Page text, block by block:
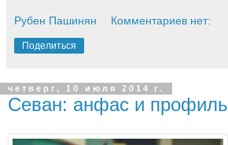
Рубен Пашинян Комментариев нет:
Поделиться
четверг, 10 июля 2014 г.
Севан: анфас и профиль